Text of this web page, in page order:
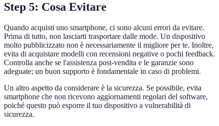
Step 5: Cosa Evitare
Quando acquisti uno smartphone, ci sono alcuni errori da evitare.
Prima di tutto, non lasciarti trasportare dalle mode. Un dispositivo
molto pubblicizzato non è necessariamente il migliore per te. Inoltre,
evita di acquistare modelli con recensioni negative o pochi feedback.
Controlla anche se l'assistenza post-vendita e le garanzie sono
adeguate; un buon supporto è fondamentale in caso di problemi.
Un altro aspetto da considerare è la sicurezza. Se possibile, evita
smartphone che non ricevono aggiornamenti regolari del software,
poiché questo può esporre il tuo dispositivo a vulnerabilità di
sicurezza.